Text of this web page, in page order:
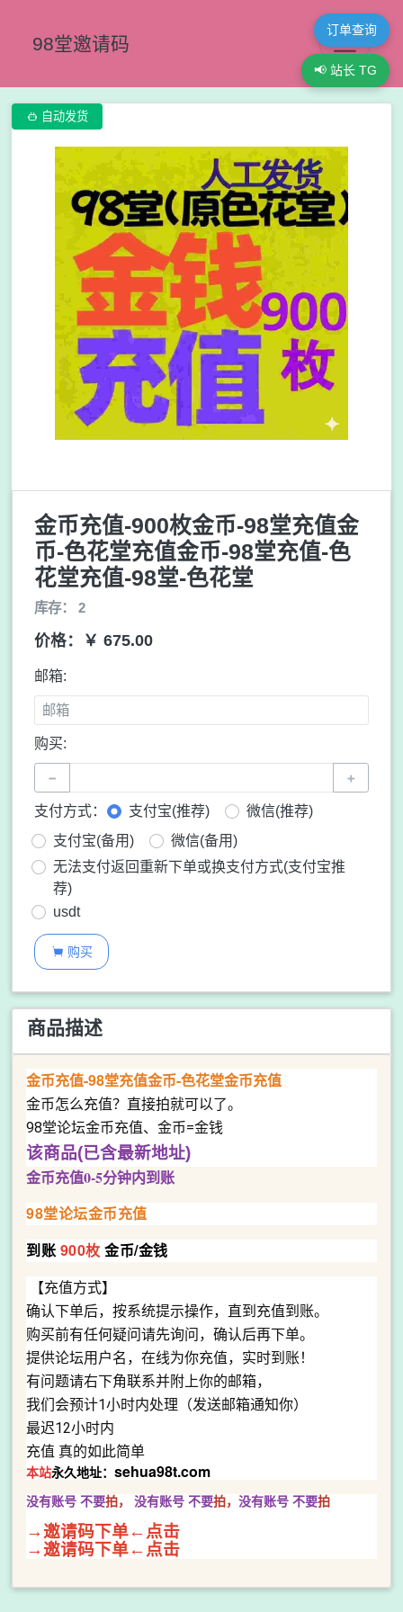
98堂邀请码
订单查询
📢 站长 TG
 自动发货
金币充值-900枚金币-98堂充值金
币-色花堂充值金币-98堂充值-色
花堂充值-98堂-色花堂
库存： 2
价格：￥ 675.00
邮箱:
购买:
− +
支付方式： 支付宝(推荐)
微信(推荐)
支付宝(备用)
微信(备用)
无法支付返回重新下单或换支付方式(支付宝推
荐)
usdt
 购买
商品描述
金币充值-98堂充值金币-色花堂金币充值
金币怎么充值？直接拍就可以了。
98堂论坛金币充值、金币=金钱
该商品(已含最新地址)
金币充值0-5分钟内到账
98堂论坛金币充值
到账 900枚 金币/金钱
【充值方式】
确认下单后，按系统提示操作，直到充值到账。
购买前有任何疑问请先询问，确认后再下单。
提供论坛用户名，在线为你充值，实时到账！
有问题请右下角联系并附上你的邮箱，
我们会预计1小时内处理（发送邮箱通知你）
最迟12小时内
充值 真的如此简单
本站永久地址： sehua98t.com
没有账号 不要拍， 没有账号 不要拍， 没有账号 不要拍
→邀请码下单←点击
→邀请码下单←点击